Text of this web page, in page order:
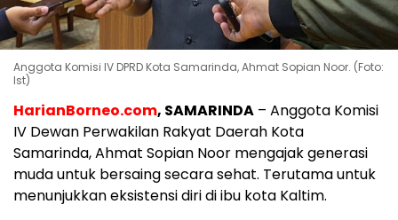
Anggota Komisi IV DPRD Kota Samarinda, Ahmat Sopian Noor. (Foto:
Ist)
HarianBorneo.com, SAMARINDA – Anggota Komisi
IV Dewan Perwakilan Rakyat Daerah Kota
Samarinda, Ahmat Sopian Noor mengajak generasi
muda untuk bersaing secara sehat. Terutama untuk
menunjukkan eksistensi diri di ibu kota Kaltim.